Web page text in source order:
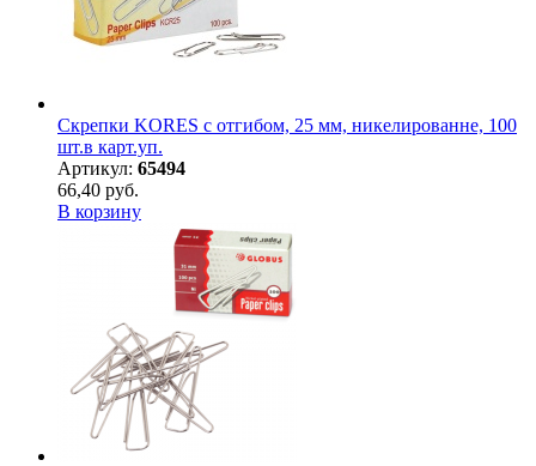
Скрепки KORES с отгибом, 25 мм, никелированне, 100
шт.в карт.уп.
Артикул: 65494
66,40 руб.
В корзину